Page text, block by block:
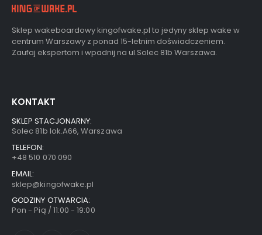
Sklep wakeboardowy kingofwake.pl to jedyny sklep wake w
centrum Warszawy z ponad 15-letnim doświadczeniem.
Zaufaj ekspertom i wpadnij na ul.Solec 81b Warszawa.
KONTAKT
SKLEP STACJONARNY:
Solec 81b lok.A66, Warszawa
TELEFON:
+48 510 070 090
EMAIL:
sklep@kingofwake.pl
GODZINY OTWARCIA:
Pon - Pią / 11:00 - 19:00